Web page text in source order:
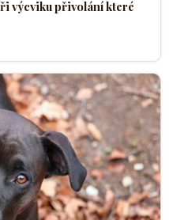
výcviku přivolání které